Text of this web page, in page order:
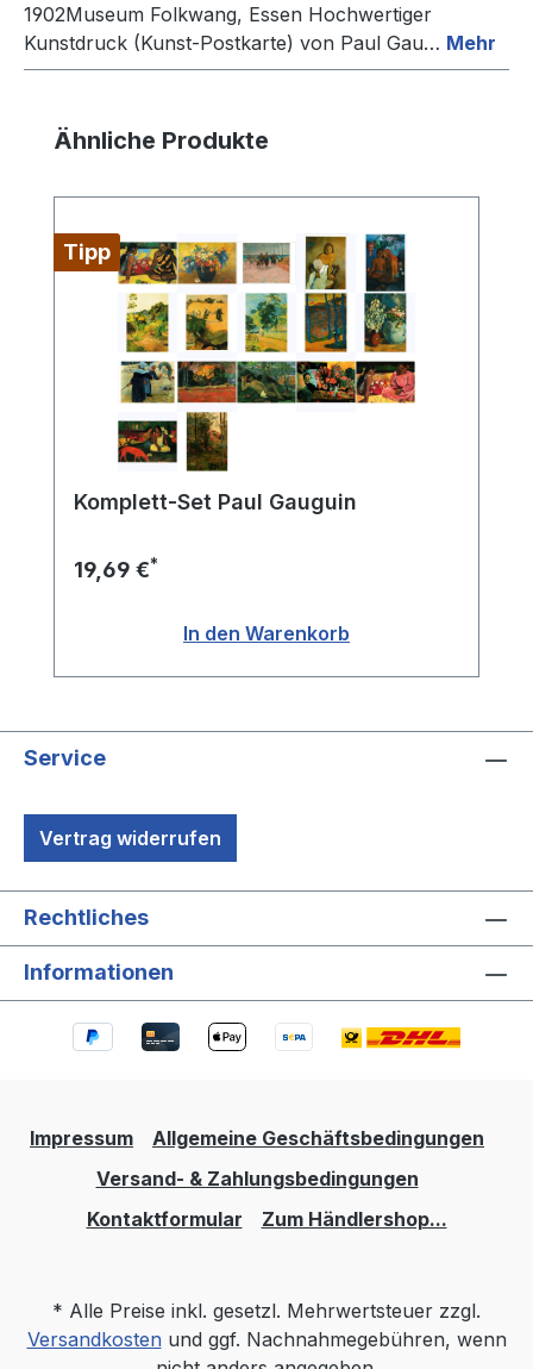
1902Museum Folkwang, Essen Hochwertiger
Kunstdruck (Kunst-Postkarte) von Paul Gau… Mehr
Produktgalerie überspringen
Ähnliche Produkte
Tipp
Komplett-Set Paul Gauguin
19,69 €*
In den Warenkorb
Service
Vertrag widerrufen
Rechtliches
Informationen
Impressum
Allgemeine Geschäftsbedingungen
Versand- & Zahlungsbedingungen
Kontaktformular
Zum Händlershop...
* Alle Preise inkl. gesetzl. Mehrwertsteuer zzgl.
Versandkostenund ggf. Nachnahmegebühren, wenn